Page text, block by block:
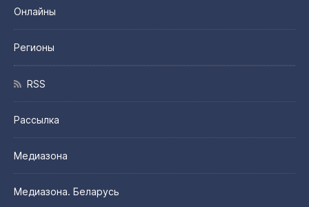
Онлайны
Регионы
RSS
Рассылка
Медиазона
Медиазона. Беларусь